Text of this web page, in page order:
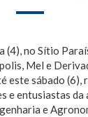
no Sítio
Mel e
este sábado (6),
e entusiastas da
e